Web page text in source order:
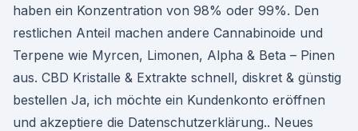
haben ein Konzentration von 98% oder 99%. Den
restlichen Anteil machen andere Cannabinoide und
Terpene wie Myrcen, Limonen, Alpha & Beta – Pinen
aus. CBD Kristalle & Extrakte schnell, diskret & günstig
bestellen Ja, ich möchte ein Kundenkonto eröffnen
und akzeptiere die Datenschutzerklärung.. Neues